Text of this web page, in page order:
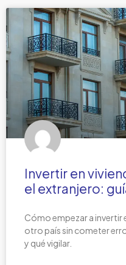
Invertir en
el extranjero:
Cómo empezar a invertir
otro país sin cometer
y qué vigilar.